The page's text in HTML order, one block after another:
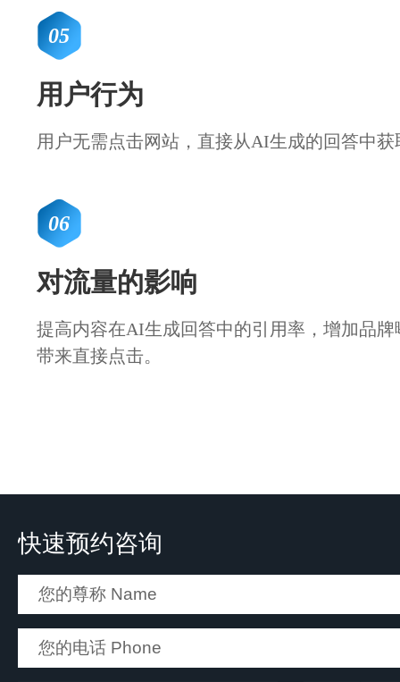
05
用户行为
用户无需点击网站，直接从AI生成的回答中获
06
对流量的影响
提高内容在AI生成回答中的引用率，增加品
带来直接点击。
快速预约咨询